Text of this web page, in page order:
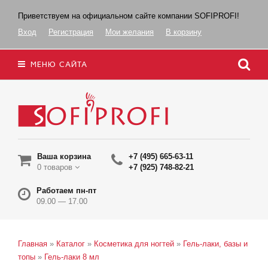
Приветствуем на официальном сайте компании SOFIPROFI!
Вход
Регистрация Мои желания В корзину
МЕНЮ САЙТА
Ваша корзина
0 товаров
+7 (495) 665-63-11
+7 (925) 748-82-21
Работаем пн-пт
09.00 — 17.00
Главная » Каталог » Косметика для ногтей » Гель-лаки, базы и
топы » Гель-лаки 8 мл